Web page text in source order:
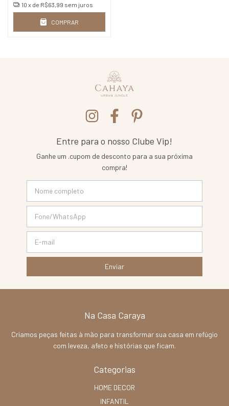
10 x de R$63,99 sem juros
COMPRAR
Entre para o nosso Clube Vip!
Ganhe um .cupom de desconto para a sua próxima
compra!
Na Casa Caraya
Criamos peças feitas à mão para transformar sua casa em refúgio
com leveza, afeto e histórias que ficam.
Categorias
HOME DECOR
INFANTIL